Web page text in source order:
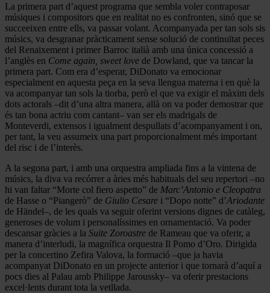
La primera part d’aquest programa que sembla voler contraposar
músiques i compositors que en realitat no es confronten, sinó que se
succeeixen entre ells, va passar volant. Acompanyada per tan sols sis
músics, va desgranar pràcticament sense solució de continuïtat peces
del Renaixement i primer Barroc italià amb una única concessió a
l’anglès en Come again, sweet love de Dowland, que va tancar la
primera part. Com era d’esperar, DiDonato va emocionar
especialment en aquesta peça en la seva llengua materna i en què la
va acompanyar tan sols la tiorba, però el que va exigir el màxim dels
dots actorals –dit d’una altra manera, allà on va poder demostrar que
és tan bona actriu com cantant– van ser els madrigals de
Monteverdi, extensos i igualment despullats d’acompanyament i on,
per tant, la veu assumeix una part proporcionalment més important
del risc i de l’interès.
A la segona part, i amb una orquestra ampliada fins a la vintena de
músics, la diva va recórrer a àries més habituals del seu repertori –no
hi van faltar “Morte col fiero aspetto” de Marc’Antonio e Cleopatra
de Hasse o “Piangerò” de Giulio Cesare i “Dopo notte” d’Ariodante
de Händel–, de les quals va seguir oferint versions dignes de catàleg,
generoses de volum i personalíssimes en ornamentació. Va poder
descansar gràcies a la Suite Zoroastre de Rameau que va oferir, a
manera d’interludi, la magnífica orquestra Il Pomo d’Oro. Dirigida
per la concertino Zefira Valova, la formació –que ja havia
acompanyat DiDonato en un projecte anterior i que tornarà d’aquí a
pocs dies al Palau amb Philippe Jaroussky– va oferir prestacions
excel·lents durant tota la vetllada.